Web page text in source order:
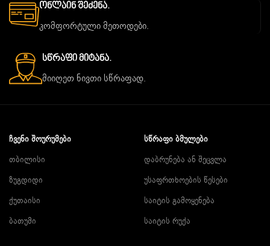
Ონლაინ Შეძენა.
კომფორტული მეთოდები.
Სწრაფი Მიტანა.
მიიღეთ ნივთი სწრაფად.
ᲩᲕᲔᲜᲘ ᲨᲝᲣᲠᲣᲛᲔᲑᲘ
თბილისი
ზუგდიდი
ქუთაისი
ბათუმი
ᲡᲬᲠᲐᲤᲘ ᲑᲛᲣᲚᲔᲑᲘ
დაბრუნება ან შეცვლა
უსაფრთხოების წესები
საიტის გამოყენება
საიტის რუქა